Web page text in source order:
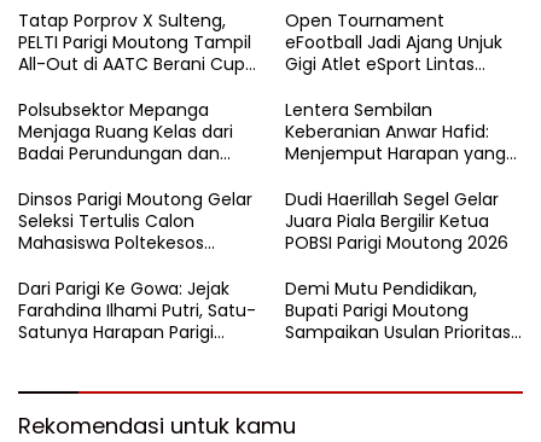
Tatap Porprov X Sulteng,
PELTI Parigi Moutong Tampil
All-Out di AATC Berani Cup
Open Tournament
eFootball Jadi Ajang Unjuk
Gigi Atlet eSport Lintas
Polsubsektor Mepanga
Menjaga Ruang Kelas dari
Badai Perundungan dan
Lentera Sembilan
Keberanian Anwar Hafid:
Menjemput Harapan yang
Dinsos Parigi Moutong Gelar
Seleksi Tertulis Calon
Mahasiswa Poltekesos
Dudi Haerillah Segel Gelar
Juara Piala Bergilir Ketua
POBSI Parigi Moutong 2026
Dari Parigi Ke Gowa: Jejak
Farahdina Ilhami Putri, Satu-
Satunya Harapan Parigi
Demi Mutu Pendidikan,
Bupati Parigi Moutong
Sampaikan Usulan Prioritas
Rekomendasi untuk kamu